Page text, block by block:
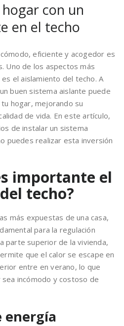
con un
en el techo
eficiente y acogedor es
Uno de los aspectos más
el aislamiento del techo. A
buen sistema aislante puede
hogar, mejorando su
de vida. En este artículo,
de instalar un sistema
puedes realizar esta inversión
importante el
techo?
más expuestas de una casa,
para la regulación
parte superior de la vivienda,
que el calor se escape en
entre en verano, lo que
incómodo y costoso de
energía